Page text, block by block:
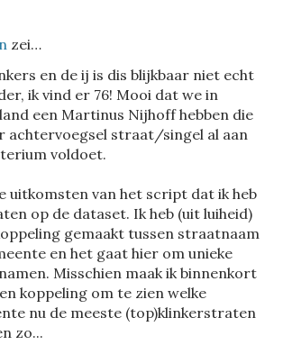
zei…
en de ij is dis blijkbaar niet echt
ik vind er 76! Mooi dat we in
een Martinus Nijhoff hebben die
achtervoegsel straat/singel al aan
voldoet.
uitkomsten van het script dat ik heb
op de dataset. Ik heb (uit luiheid)
gemaakt tussen straatnaam
en het gaat hier om unieke
Misschien maak ik binnenkort
koppeling om te zien welke
nu de meeste (top)klinkerstraten
zo...